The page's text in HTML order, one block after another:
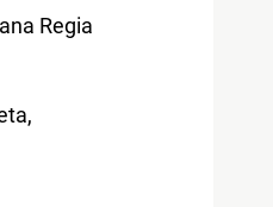
Regia